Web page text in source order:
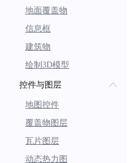
地面覆盖物
信息框
建筑物
绘制3D模型
控件与图层
地图控件
覆盖物图层
瓦片图层
动态热力图